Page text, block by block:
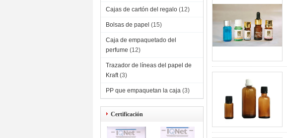
Cajas de cartón del regalo (12)
Bolsas de papel (15)
Caja de empaquetado del
perfume (12)
Trazador de líneas del papel de
Kraft (3)
PP que empaquetan la caja (3)
Certificación